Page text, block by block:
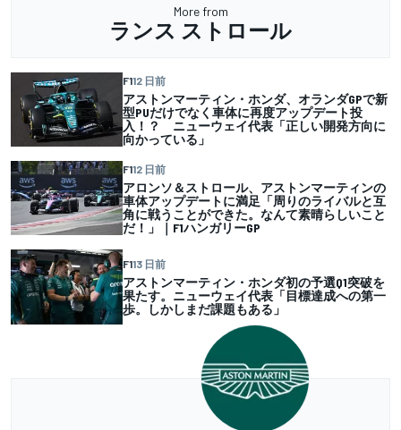
More from
ランス ストロール
F112 日前
アストンマーティン・ホンダ、オランダGPで新
型PUだけでなく車体に再度アップデート投
入！？ ニューウェイ代表「正しい開発方向に
向かっている」
F112 日前
アロンソ＆ストロール、アストンマーティンの
車体アップデートに満足「周りのライバルと互
角に戦うことができた。なんて素晴らしいこと
だ！」｜F1ハンガリーGP
F113 日前
アストンマーティン・ホンダ初の予選Q1突破を
果たす。ニューウェイ代表「目標達成への第一
歩。しかしまだ課題もある」